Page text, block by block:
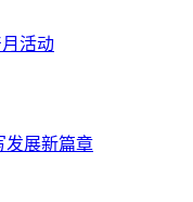
活动
发展新篇章